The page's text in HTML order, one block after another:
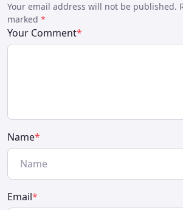
Your email address will not be published.
marked *
Your Comment*
Name*
Email*